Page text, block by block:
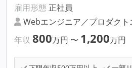
雇用形態 正社員
Webエンジニア／プロダクト
年収 800万円 〜 1,200万円